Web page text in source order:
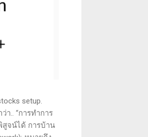
setup.
า.. “การทำการ
สูจน์ได้ การบ้าน